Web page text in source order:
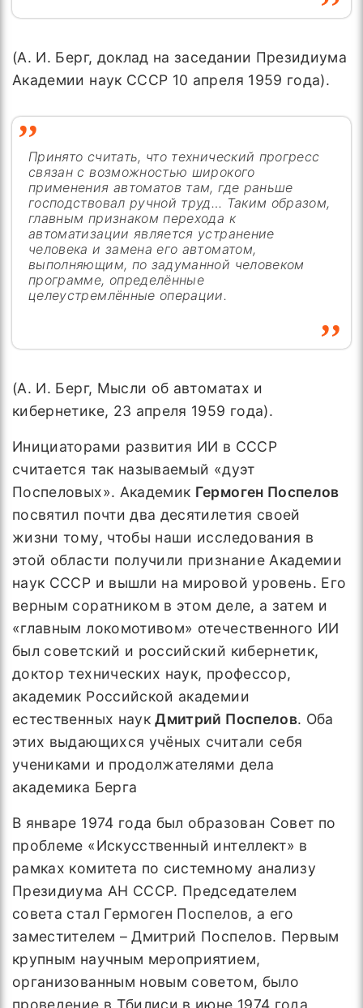
(А. И. Берг, доклад на заседании Президиума
Академии наук СССР 10 апреля 1959 года).
Принято считать, что технический прогресс
связан с возможностью широкого
применения автоматов там, где раньше
господствовал ручной труд… Таким образом,
главным признаком перехода к
автоматизации является устранение
человека и замена его автоматом,
выполняющим, по задуманной человеком
программе, определённые
целеустремлённые операции.
(А. И. Берг, Мысли об автоматах и
кибернетике, 23 апреля 1959 года).
Инициаторами развития ИИ в СССР
считается так называемый «дуэт
Поспеловых». Академик Гермоген Поспелов
посвятил почти два десятилетия своей
жизни тому, чтобы наши исследования в
этой области получили признание Академии
наук СССР и вышли на мировой уровень. Его
верным соратником в этом деле, а затем и
«главным локомотивом» отечественного ИИ
был советский и российский кибернетик,
доктор технических наук, профессор,
академик Российской академии
естественных наукДмитрий Поспелов. Оба
этих выдающихся учёных считали себя
учениками и продолжателями дела
академика Берга
В январе 1974 года был образован Совет по
проблеме «Искусственный интеллект» в
рамках комитета по системному анализу
Президиума АН СССР. Председателем
совета стал Гермоген Поспелов, а его
заместителем – Дмитрий Поспелов. Первым
крупным научным мероприятием,
организованным новым советом, было
проведение в Тбилиси в июне 1974 года